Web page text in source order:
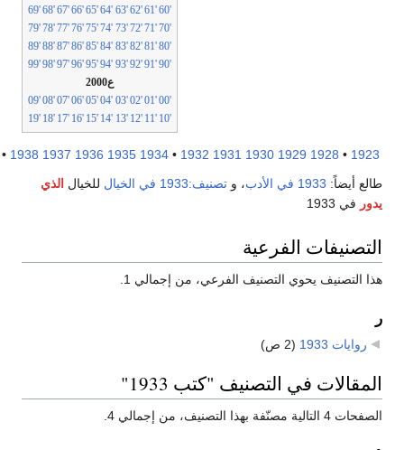
'63
'64
'65
'66
'67
'68
'69
'73
'74
'75
'76
'77
'78
'79
'83
'84
'85
'86
'87
'88
'89
'93
'94
'95
'96
'97
'98
'99
'03
'04
'05
'06
'07
'08
'09
'13
'14
'15
'16
'17
'18
'19
•
1928
1929
1930
1931
1932
•
1934
1935
1936
1937
1938
•
1943
أيضاً: 1933 في الأدب ، وتصنيف:1933 في الخيال للخيالالذي
في 1933
الفرعية
التصنيف يحوي التصنيف الفرعي، من إجمالي 1.
روايات 1933 (2 ص)
في التصنيف "كتب 1933"
مصنّفة بهذا التصنيف، من إجمالي 4.